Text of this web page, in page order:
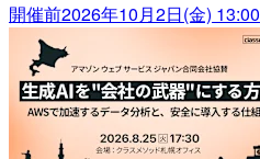
開催前2026年10月2日(金) 13:00